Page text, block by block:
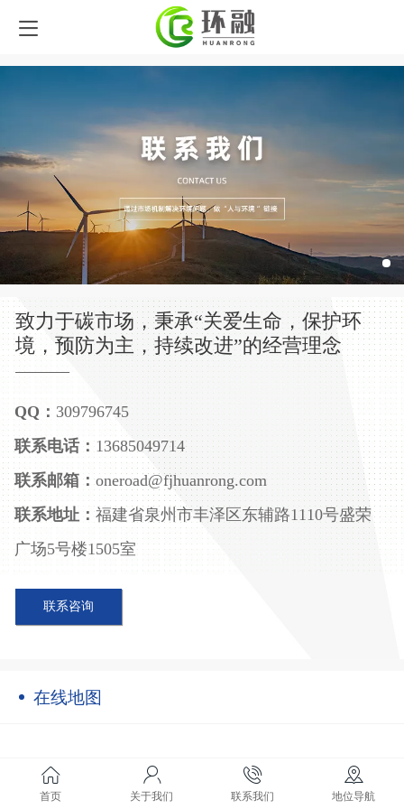
致力于碳市场，秉承“关爱生命，保护环
境，预防为主，持续改进”的经营理念
———
联系咨询
QQ： 309796745
联系电话：13685049714
联系邮箱：oneroad@fjhuanrong.com
联系地址：福建省泉州市丰泽区东辅路1110号盛荣
广场5号楼1505室
在线地图
首页 关于我们 联系我们 地位导航